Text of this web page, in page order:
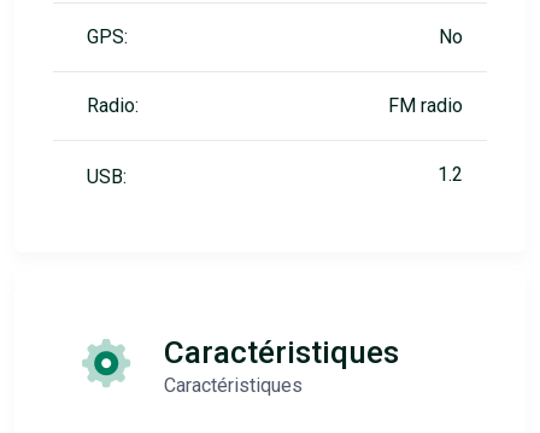
GPS: No
Radio: FM radio
USB: 1.2
Caractéristiques
Caractéristiques